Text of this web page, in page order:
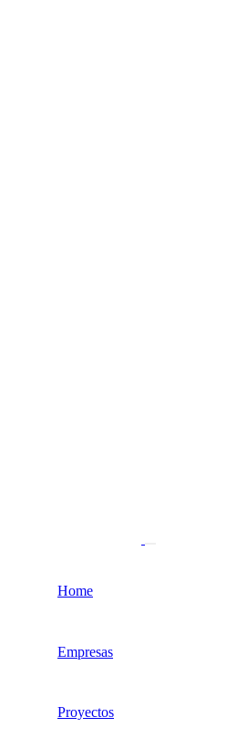
Home
Empresas
Proyectos